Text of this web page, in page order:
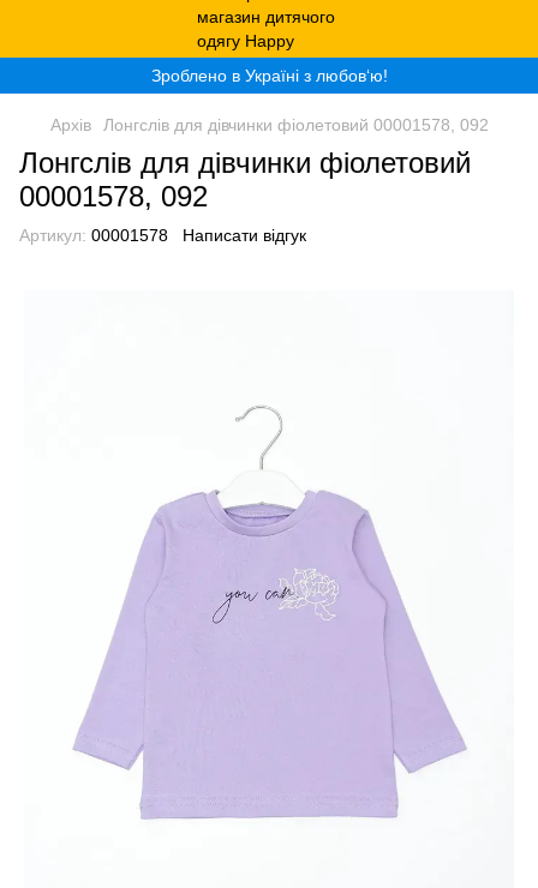
Зроблено в Україні з любов‘ю!
Архів Лонгслів для дівчинки фіолетовий 00001578, 092
Лонгслів для дівчинки фіолетовий
00001578, 092
Артикул: 00001578 Написати відгук